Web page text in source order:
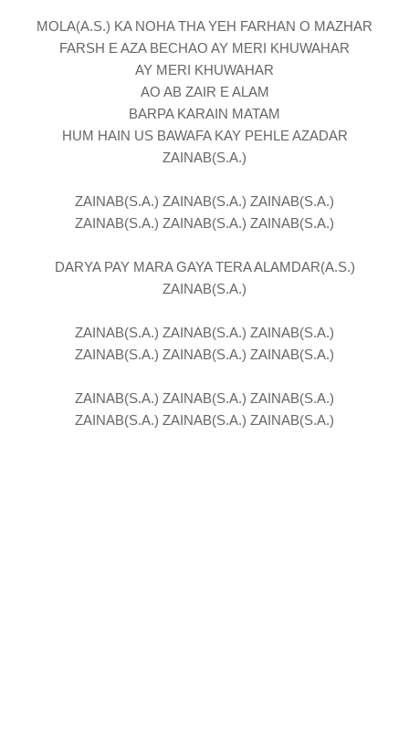
MOLA(A.S.) KA NOHA THA YEH FARHAN O MAZHAR
FARSH E AZA BECHAO AY MERI KHUWAHAR
AY MERI KHUWAHAR
AO AB ZAIR E ALAM
BARPA KARAIN MATAM
HUM HAIN US BAWAFA KAY PEHLE AZADAR
ZAINAB(S.A.)
ZAINAB(S.A.) ZAINAB(S.A.) ZAINAB(S.A.)
ZAINAB(S.A.) ZAINAB(S.A.) ZAINAB(S.A.)
DARYA PAY MARA GAYA TERA ALAMDAR(A.S.)
ZAINAB(S.A.)
ZAINAB(S.A.) ZAINAB(S.A.) ZAINAB(S.A.)
ZAINAB(S.A.) ZAINAB(S.A.) ZAINAB(S.A.)
ZAINAB(S.A.) ZAINAB(S.A.) ZAINAB(S.A.)
ZAINAB(S.A.) ZAINAB(S.A.) ZAINAB(S.A.)